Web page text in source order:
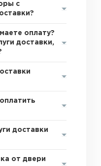
с
оплату?
доставки,
доставки
от двери